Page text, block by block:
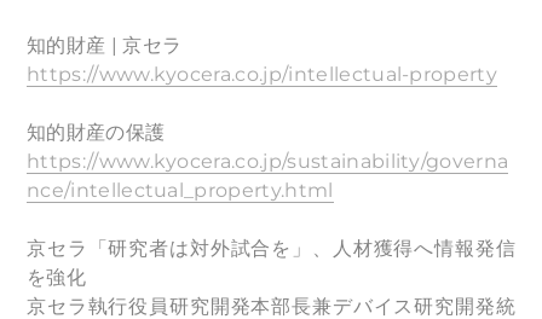
知的財産 | 京セラ
https://www.kyocera.co.jp/intellectual-property
知的財産の保護
https://www.kyocera.co.jp/sustainability/governa
nce/intellectual_property.html
京セラ「研究者は対外試合を」、人材獲得へ情報発信
を強化
京セラ執行役員研究開発本部長兼デバイス研究開発統